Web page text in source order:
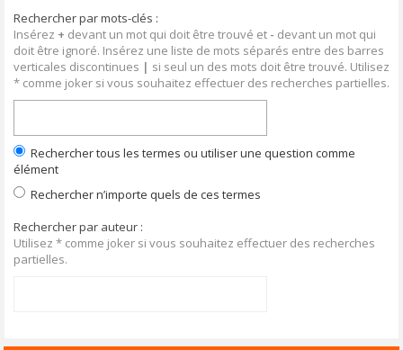
Rechercher par mots-clés :
Insérez + devant un mot qui doit être trouvé et - devant un mot qui
doit être ignoré. Insérez une liste de mots séparés entre des barres
verticales discontinues | si seul un des mots doit être trouvé. Utilisez
* comme joker si vous souhaitez effectuer des recherches partielles.
Rechercher tous les termes ou utiliser une question comme
élément
Rechercher n’importe quels de ces termes
Rechercher par auteur :
Utilisez * comme joker si vous souhaitez effectuer des recherches
partielles.